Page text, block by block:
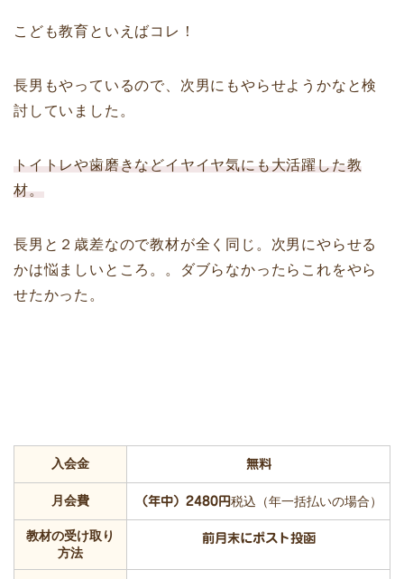
こども教育といえばコレ！
長男もやっているので、次男にもやらせようかなと検
討していました。
トイトレや歯磨きなどイヤイヤ気にも大活躍した教
材。
長男と２歳差なので教材が全く同じ。次男にやらせる
かは悩ましいところ。。ダブらなかったらこれをやら
せたかった。
入会金 無料
月会費 （年中）2480円税込（年一括払いの場合）
教材の受け取り
方法
前月末にポスト投函